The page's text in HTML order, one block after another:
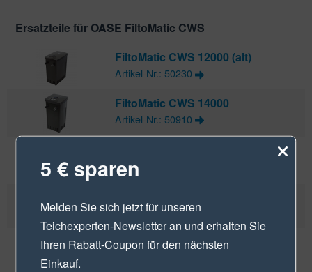
Ersatzteile für OASE FiltoMatic CWS
FiltoMatic CWS 12000 (alt)
Artikel-Nr.: 50230
FiltoMatic CWS 14000
Artikel-Nr.: 50910
Artikel-Nr.: 50925
Artikel-Nr.: 50228
FiltoMatic CWS 6000
Artikel-Nr.: 50229
5 € sparen
Melden Sie sich jetzt für unseren
Teichexperten-Newsletteran und erhalten Sie
Ihren Rabatt-Coupon für den nächsten
Einkauf.